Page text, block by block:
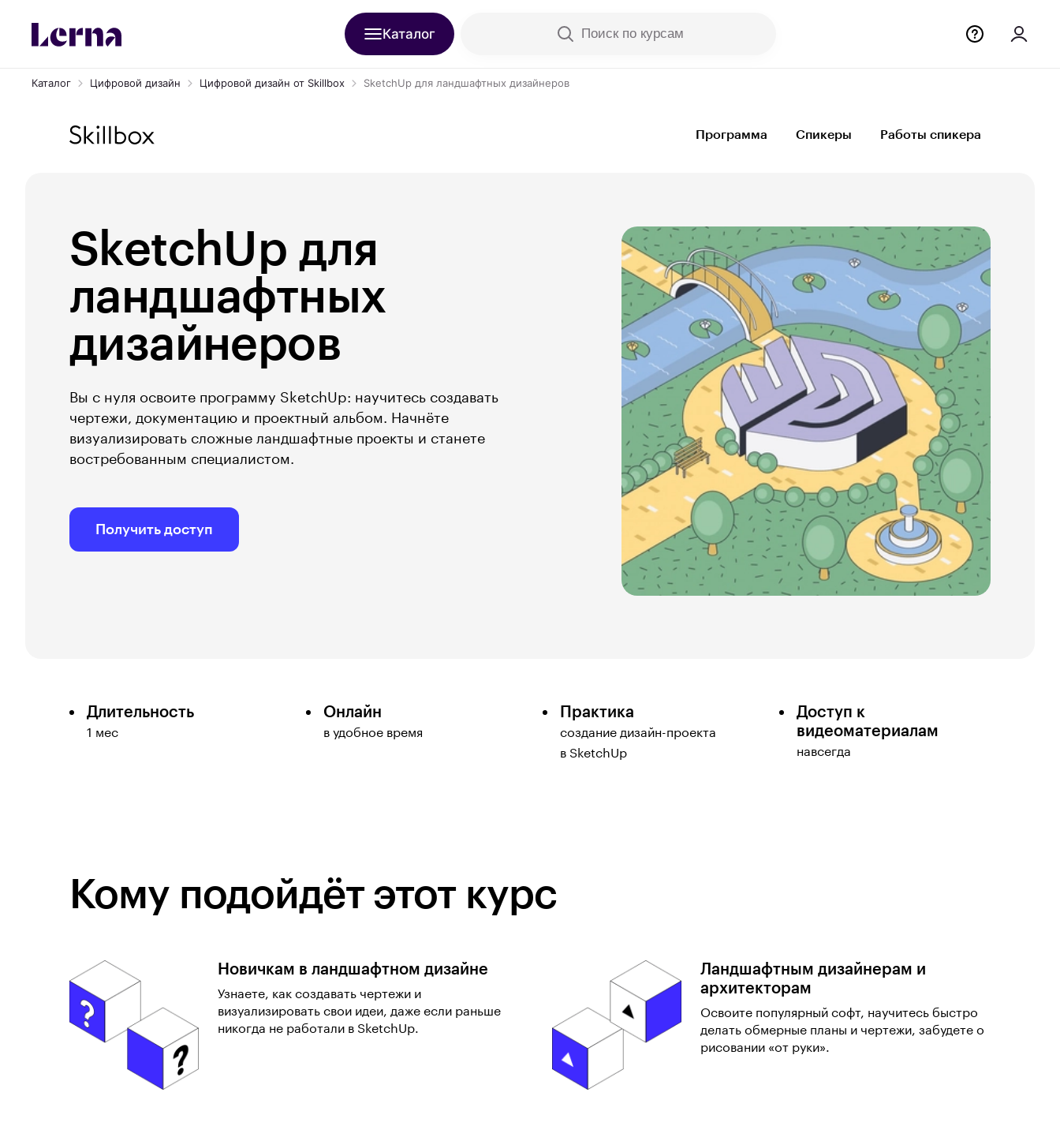
Каталог Поиск по курсам
Каталог Цифровой дизайн Цифровой дизайн от Skillbox SketchUp для ландшафтных дизайнеров
Программа Спикеры Работы спикера
Получить доступ
SketchUp для
ландшафтных
дизайнеров
Вы с нуля освоите программу SketchUp: научитесь создавать
чертежи, документацию и проектный альбом. Начнёте
визуализировать сложные ландшафтные проекты и станете
востребованным специалистом.
Длительность
1 мес
Онлайн
в удобное время
Практика
создание дизайн-проекта
в SketchUp
Доступ к
видеоматериалам
навсегда
Кому подойдёт этот курс
Новичкам в ландшафтном дизайне
Узнаете, как создавать чертежи и
визуализировать свои идеи, даже если раньше
никогда не работали в SketchUp.
Ландшафтным дизайнерам и
архитекторам
Освоите популярный софт, научитесь быстро
делать обмерные планы и чертежи, забудете о
рисовании «от руки».